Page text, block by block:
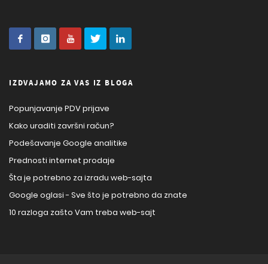
IZDVAJAMO ZA VAS IZ BLOGA
Popunjavanje PDV prijave
Kako uraditi završni račun?
Podešavanje Google analitike
Prednosti internet prodaje
Šta je potrebno za izradu web-sajta
Google oglasi - Sve što je potrebno da znate
10 razloga zašto Vam treba web-sajt